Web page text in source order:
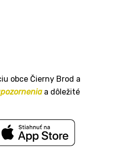
obce Čierny Brod a
a dôležité